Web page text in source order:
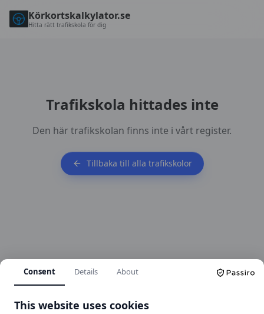
Körkortskalkylator.se
Hitta rätt trafikskola för dig
Trafikskola hittades inte
Den här trafikskolan finns inte i vårt register.
Tillbaka till alla trafikskolor
Körkortskalkylator
Consent Details About
This website uses cookies